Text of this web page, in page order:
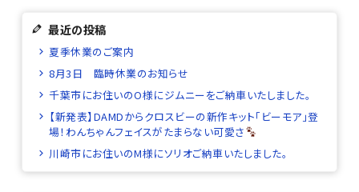
最近の投稿
夏季休業のご案内
8月3日 臨時休業のお知らせ
千葉市にお住いのO様にジムニーをご納車いたしました。
【新発表】DAMDからクロスビーの新作キット「ビーモア」登
場！わんちゃんフェイスがたまらない可愛さ
川崎市にお住いのM様にソリオご納車いたしました。